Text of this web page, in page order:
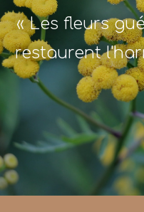
« Les fleurs
restaurent